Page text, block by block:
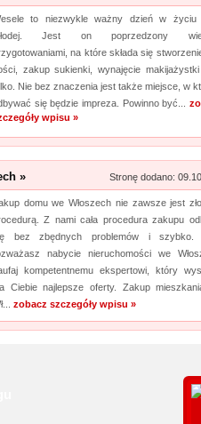
to niezwykle ważny dzień w życiu
Jest on poprzedzony
na które składa się
zakup sukienki, wynajęcie
Nie bez znaczenia jest także miejsce, w
się będzie impreza. Powinno być...
wpisu »
» Stronę dodano:
domu we Włoszech nie zawsze jest
Z nami cała procedura zakupu
bez zbędnych problemów i szybko.
nabycie nieruchomości we
kompetentnemu ekspertowi, który
Ciebie najlepsze oferty. Zakup
zobacz szczegóły wpisu »